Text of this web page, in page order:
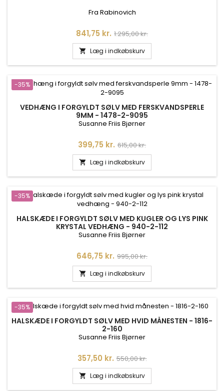
Fra Rabinovich
Pris
841,75 kr. Normalpris
1.295,00 kr.
 Læg i indkøbskurv
-35%
VEDHÆNG I FORGYLDT SØLV MED FERSKVANDSPERLE
9MM - 1478-2-9095
Susanne Friis Bjørner
Pris
399,75 kr. Normalpris
615,00 kr.
 Læg i indkøbskurv
-35%
HALSKÆDE I FORGYLDT SØLV MED KUGLER OG LYS PINK
KRYSTAL VEDHÆNG - 940-2-112
Susanne Friis Bjørner
Pris
646,75 kr. Normalpris
995,00 kr.
 Læg i indkøbskurv
-35%
HALSKÆDE I FORGYLDT SØLV MED HVID MÅNESTEN - 1816-
2-160
Susanne Friis Bjørner
Pris
357,50 kr. Normalpris
550,00 kr.
 Læg i indkøbskurv